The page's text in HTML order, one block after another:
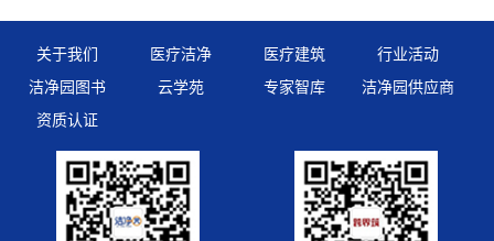
关于我们 医疗洁净 医疗建筑
行业活动
洁净园图书
云学苑 专家智库
洁净园供应商
资质认证